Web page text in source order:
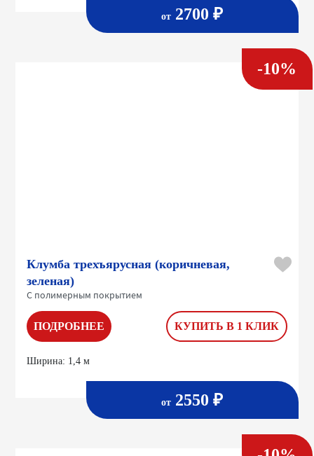
от 2700 ₽
-10%
Клумба трехъярусная (коричневая,
зеленая)
С полимерным покрытием
ПОДРОБНЕЕ КУПИТЬ В 1 КЛИК
Ширина: 1,4 м
от 2550 ₽